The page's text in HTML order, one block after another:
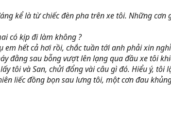
kể là từ chiếc đèn pha trên xe tôi. Những
có kịp đi làm không ?
em hết cả hơi rồi, chắc tuần tới anh phải xin
đằng sau bỗng vượt lên lạng qua đầu xe tôi
tôi và San, chửi đổng vài câu gì đó. Hiểu ý,
liếc đồng bọn sau lưng tôi, một cơn đau